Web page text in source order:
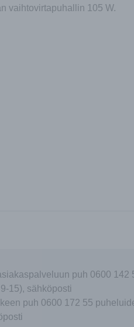
vaihtovirtapuhallin 105 W.
puh 0600 142
15), sähköposti
puh 0600 172 55